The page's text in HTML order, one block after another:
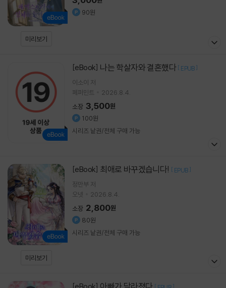
미리보기
90원
[eBook] 나는 학살자와 결혼했다 [ EPUB ]
이소이 저
페퍼민트
2026.8.4.
소장 3,500원
100원
시리즈 낱권/전체 구매 가능
미리보기
[eBook] 최애로 바꾸겠습니다! [ EPUB ]
정만부 저
오넷
2026.8.4.
소장 2,800원
80원
시리즈 낱권/전체 구매 가능
[ ]